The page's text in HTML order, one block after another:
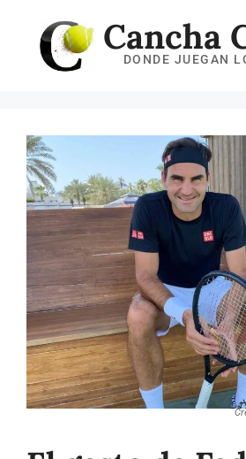
contenido
Cancha
DONDE JUEGAN